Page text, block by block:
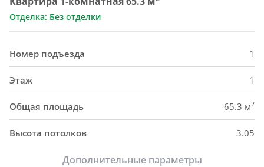
Отделка: Без отделки
Номер подъезда 1
Этаж 1
Общая площадь 65.3 м2
Высота потолков 3.05
Дополнительные параметры